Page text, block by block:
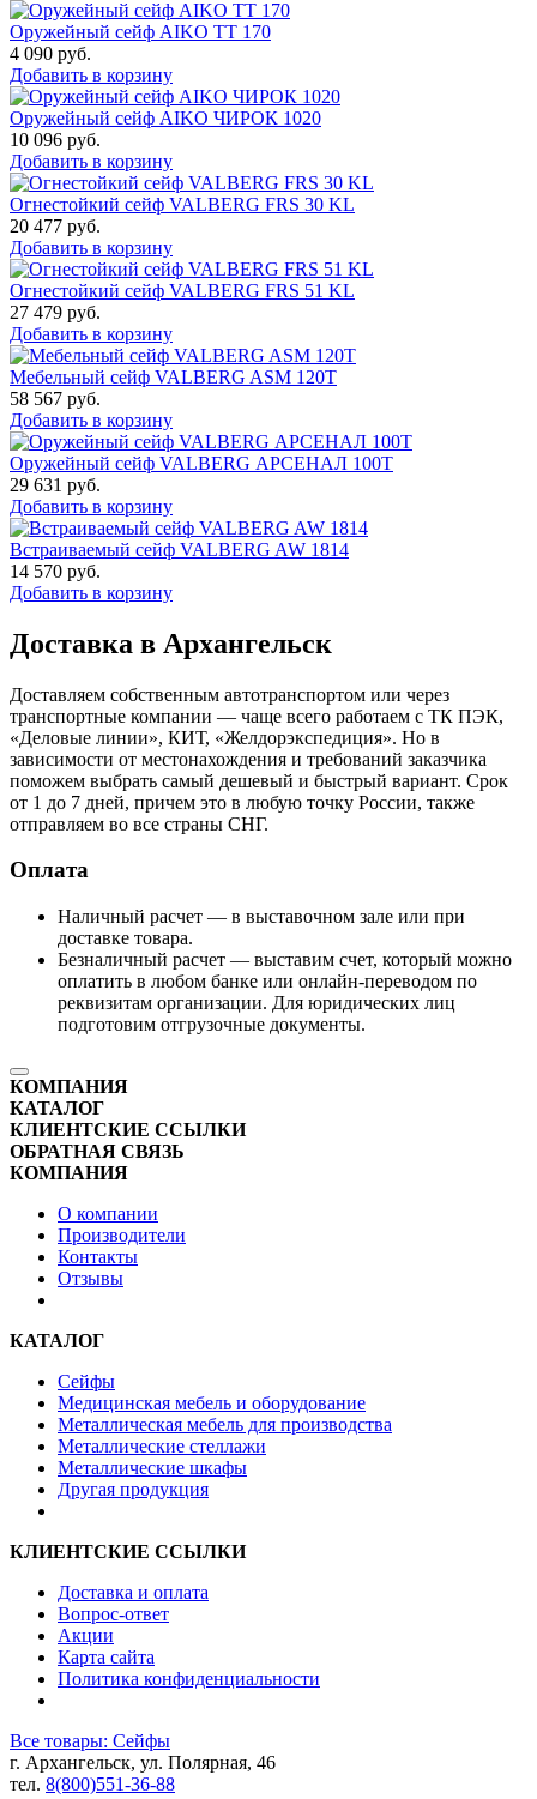
Оружейный сейф AIKO TT 170
4 090 руб.
Добавить в корзину
Оружейный сейф AIKO ЧИРОК 1020
10 096 руб.
Добавить в корзину
Огнестойкий сейф VALBERG FRS 30 KL
20 477 руб.
Добавить в корзину
Огнестойкий сейф VALBERG FRS 51 KL
27 479 руб.
Добавить в корзину
Мебельный сейф VALBERG ASM 120T
58 567 руб.
Добавить в корзину
Оружейный сейф VALBERG АРСЕНАЛ 100Т
29 631 руб.
Добавить в корзину
Встраиваемый сейф VALBERG AW 1814
14 570 руб.
Добавить в корзину
Доставка в Архангельск
Доставляем собственным автотранспортом или через
транспортные компании — чаще всего работаем с ТК ПЭК,
«Деловые линии», КИТ, «Желдорэкспедиция». Но в
зависимости от местонахождения и требований заказчика
поможем выбрать самый дешевый и быстрый вариант. Срок
от 1 до 7 дней, причем это в любую точку России, также
отправляем во все страны СНГ.
Оплата
Наличный расчет — в выставочном зале или при
доставке товара.
Безналичный расчет — выставим счет, который можно
оплатить в любом банке или онлайн-переводом по
реквизитам организации. Для юридических лиц
подготовим отгрузочные документы.
КОМПАНИЯ
КАТАЛОГ
КЛИЕНТСКИЕ ССЫЛКИ
ОБРАТНАЯ СВЯЗЬ
КОМПАНИЯ
О компании
Производители
Контакты
Отзывы
КАТАЛОГ
Сейфы
Медицинская мебель и оборудование
Металлическая мебель для производства
Металлические стеллажи
Металлические шкафы
Другая продукция
КЛИЕНТСКИЕ ССЫЛКИ
Доставка и оплата
Вопрос-ответ
Акции
Карта сайта
Политика конфиденциальности
Все товары: Сейфы
г. Архангельск, ул. Полярная, 46
тел. 8(800)551-36-88